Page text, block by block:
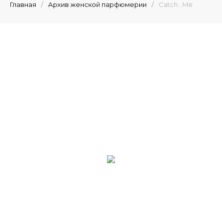
Главная / Архив женской парфюмерии / Catch...Me